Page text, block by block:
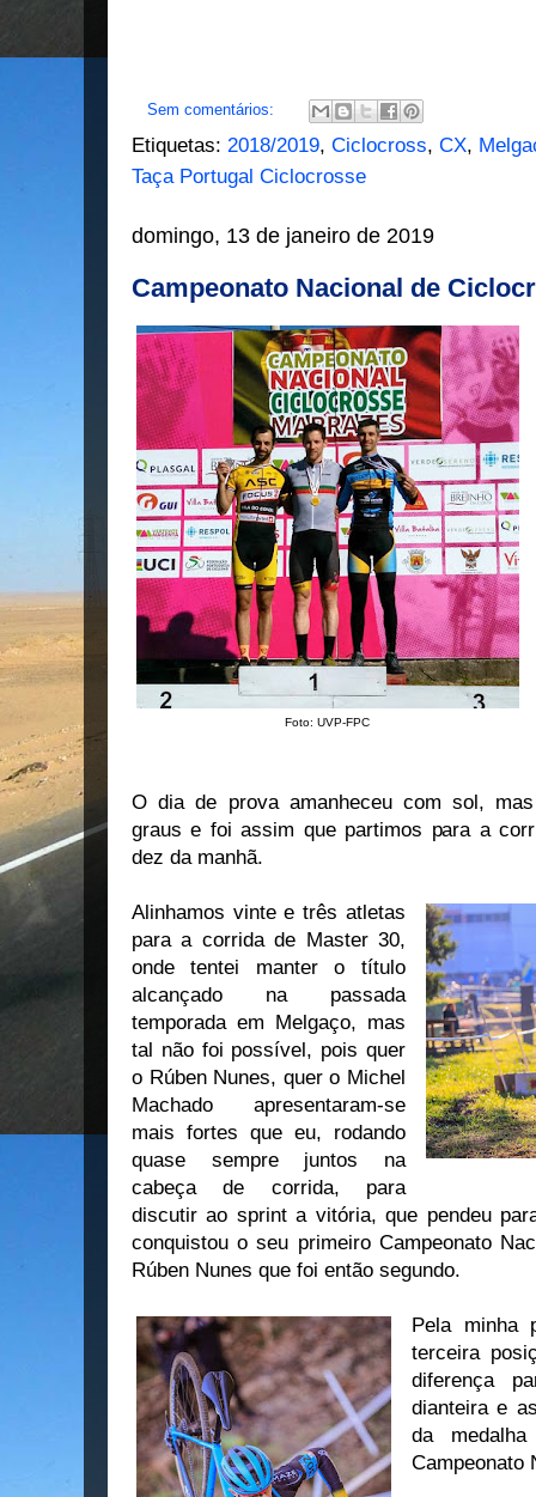
Sem comentários:
Etiquetas: 2018/2019, Ciclocross, CX,
Taça Portugal Ciclocrosse
domingo, 13 de janeiro de 2019
Campeonato Nacional de
Foto: UVP-FPC
O dia de prova amanheceu com sol,
graus e foi assim que partimos para a
dez da manhã.
Alinhamos vinte e três atletas
para a corrida de Master 30,
onde tentei manter o título
alcançado na passada
temporada em Melgaço, mas
tal não foi possível, pois quer
o Rúben Nunes, quer o Michel
Machado apresentaram-se
mais fortes que eu, rodando
quase sempre juntos na
cabeça de corrida, para
discutir ao sprint a vitória, que pendeu
conquistou o seu primeiro Campeonato
Rúben Nunes que foi então segundo.
Pela minha
terceira
diferença
dianteira e
da
Campeonato